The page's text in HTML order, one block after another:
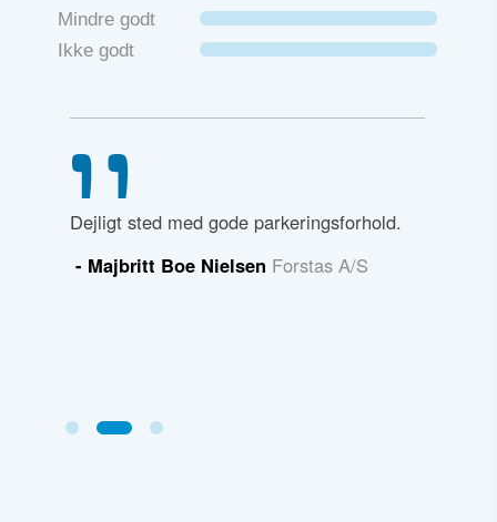
Mindre godt
Ikke godt
Dejligt sted med gode parkeringsforhold.
- Majbritt Boe Nielsen Forstas A/S